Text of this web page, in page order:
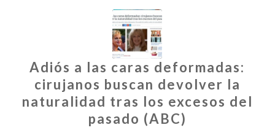
Adiós a las caras deformadas:
cirujanos buscan devolver la
naturalidad tras los excesos del
pasado (ABC)